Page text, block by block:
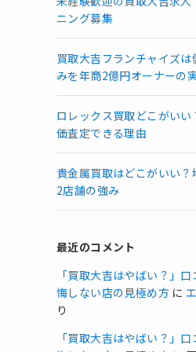
ニング募集
買取大吉フランチャイズ
みを年商2億円オーナーの
ロレックス買取どこがい
価査定できる理由
貴金属買取はどこがいい
2店舗の強み
最近のコメント
「買取大吉はやばい？」
悔しない店の見極め方 に
り
「買取大吉はやばい？」